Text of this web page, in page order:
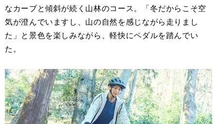
なカーブと傾斜が続く山林のコース。「冬だからこそ空
気が澄んでいますし、山の自然を感じながら走りまし
た」と景色を楽しみながら、軽快にペダルを踏んでい
た。